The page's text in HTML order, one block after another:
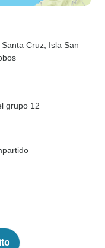
Santa Cruz , Isla San
grupo 12